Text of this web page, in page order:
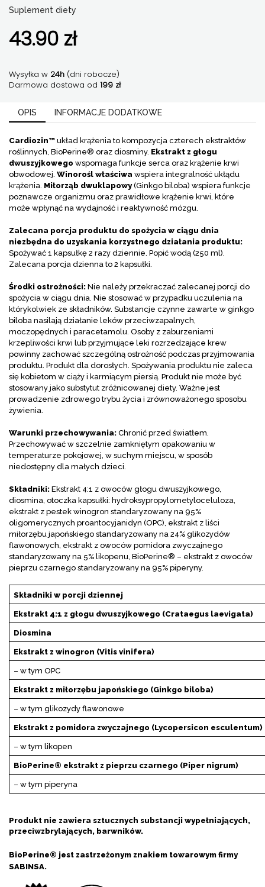
Suplement diety
43.90 zł
Wysyłka w 24h (dni robocze)
Darmowa dostawa od 199 zł
OPIS INFORMACJE DODATKOWE
Cardiozin™ układ krążenia to kompozycja czterech ekstraktów
roślinnych, BioPerine® oraz diosminy. Ekstrakt z głogu
dwuszyjkowego wspomaga funkcje serca oraz krążenie krwi
obwodowej. Winorośl właściwa wspiera integralność ukłądu
krążenia. Miłorząb dwuklapowy(Ginkgo biloba) wspiera funkcje
poznawcze organizmu oraz prawidłowe krążenie krwi, które
może wpłynąć na wydajność i reaktywność mózgu.
Zalecana porcja produktu do spożycia w ciągu dnia
niezbędna do uzyskania korzystnego działania produktu:
Spożywać 1 kapsułkę 2 razy dziennie. Popić wodą (250 ml).
Zalecana porcja dzienna to 2 kapsułki.
Środki ostrożności: Nie należy przekraczać zalecanej porcji do
spożycia w ciągu dnia. Nie stosować w przypadku uczulenia na
którykolwiek ze składników. Substancje czynne zawarte w ginkgo
biloba nasilają działanie leków przeciwzapalnych,
moczopędnych i paracetamolu. Osoby z zaburzeniami
krzepliwości krwi lub przyjmujące leki rozrzedzające krew
powinny zachować szczególną ostrożność podczas przyjmowania
produktu. Produkt dla dorosłych. Spożywania produktu nie zaleca
się kobietom w ciąży i karmiącym piersią. Produkt nie może być
stosowany jako substytut zróżnicowanej diety. Ważne jest
prowadzenie zdrowego trybu życia i zrównoważonego sposobu
żywienia.
Warunki przechowywania: Chronić przed światłem.
Przechowywać w szczelnie zamkniętym opakowaniu w
temperaturze pokojowej, w suchym miejscu, w sposób
niedostępny dla małych dzieci.
Składniki: Ekstrakt 4:1 z owoców głogu dwuszyjkowego,
diosmina, otoczka kapsułki: hydroksypropylometyloceluloza,
ekstrakt z pestek winogron standaryzowany na 95%
oligomerycznych proantocyjanidyn (OPC), ekstrakt z liści
miłorzębu japońskiego standaryzowany na 24% glikozydów
flawonowych, ekstrakt z owoców pomidora zwyczajnego
standaryzowany na 5% likopenu, BioPerine® – ekstrakt z owoców
pieprzu czarnego standaryzowany na 95% piperyny.
Składniki w porcji dziennej
Ekstrakt 4:1 z głogu dwuszyjkowego (Crataegus laevigata)
Diosmina
Ekstrakt z winogron (Vitis vinifera)
– w tym OPC
Ekstrakt z miłorzębu japońskiego (Ginkgo biloba)
– w tym glikozydy flawonowe
Ekstrakt z pomidora zwyczajnego (Lycopersicon esculentum)
– w tym likopen
BioPerine® ekstrakt z pieprzu czarnego (Piper nigrum)
– w tym piperyna
Produkt nie zawiera sztucznych substancji wypełniających,
przeciwzbrylających, barwników.
BioPerine® jest zastrzeżonym znakiem towarowym firmy
SABINSA.